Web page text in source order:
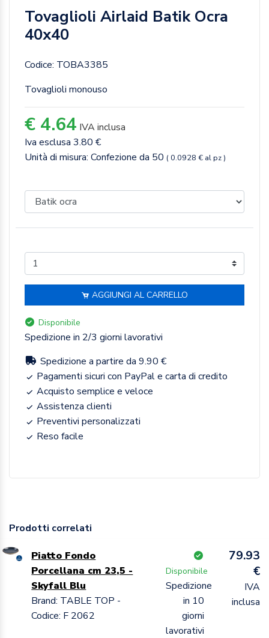
Tovaglioli Airlaid Batik Ocra
40x40
Codice: TOBA3385
Tovaglioli monouso
€ 4.64 IVA inclusa
Iva esclusa 3.80 €
Unità di misura: Confezione da 50 ( 0.0928 € al pz )
AGGIUNGI AL CARRELLO
Disponibile
Spedizione in 2/3 giorni lavorativi
Spedizione a partire da 9.90 €
Pagamenti sicuri con PayPal e carta di credito
Acquisto semplice e veloce
Assistenza clienti
Preventivi personalizzati
Reso facile
Prodotti correlati
Piatto Fondo
Porcellana cm 23,5 -
Skyfall Blu
Brand: TABLE TOP -
Codice: F 2062
Disponibile
Spedizione
in 10
giorni
lavorativi
79.93
€
IVA
inclusa